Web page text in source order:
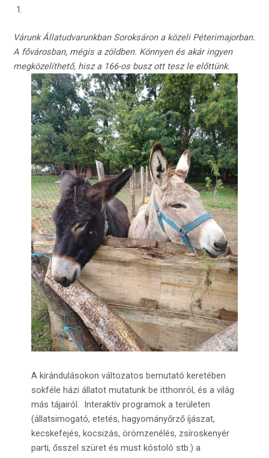
Várunk Állatudvarunkban Soroksáron a közeli Péterimajorban.
A fővárosban, mégis a zöldben. Könnyen és akár ingyen
megközelíthető, hisz a 166-os busz ott tesz le előttünk.
A kirándulásokon változatos bemutató keretében
sokféle házi állatot mutatunk be itthonról, és a világ
más tájairól. Interaktív programok a területen
(állatsimogató, etetés, hagyományőrző íjászat,
kecskefejés, kocsizás, örömzenélés, zsíroskenyér
parti, ősszel szüret és must kóstoló stb.) a